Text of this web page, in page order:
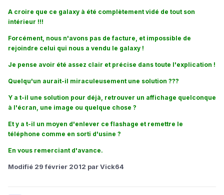
A croire que ce galaxy à été complètement vidé de tout son
intérieur !!!
Forcément, nous n'avons pas de facture, et impossible de
rejoindre celui qui nous a vendu le galaxy !
Je pense avoir été assez clair et précise dans toute l'explication !
Quelqu'un aurait-il miraculeusement une solution ???
Y a t-il une solution pour déjà, retrouver un affichage quelconque
à l'écran, une image ou quelque chose ?
Et y a t-il un moyen d'enlever ce flashage et remettre le
téléphone comme en sorti d'usine ?
En vous remerciant d'avance.
Modifié 29 février 2012 par Vick64